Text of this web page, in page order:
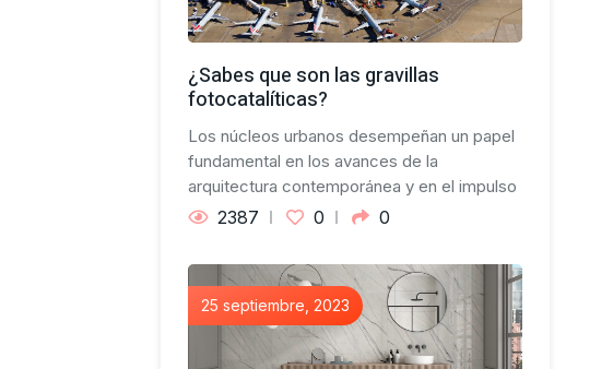
¿Sabes que son las gravillas
fotocatalíticas?
Los núcleos urbanos desempeñan un papel
fundamental en los avances de la
arquitectura contemporánea y en el impulso
2387 0 0
25 septiembre, 2023